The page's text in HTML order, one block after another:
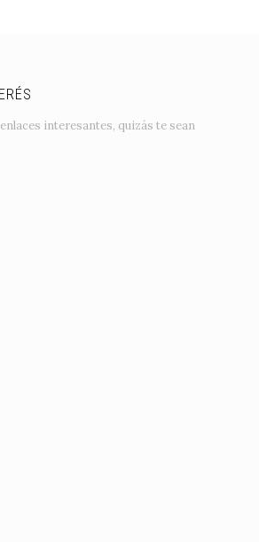
interesantes, quizás te sean